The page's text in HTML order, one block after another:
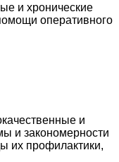
и хронические
оперативного
и
и закономерности
их профилактики,